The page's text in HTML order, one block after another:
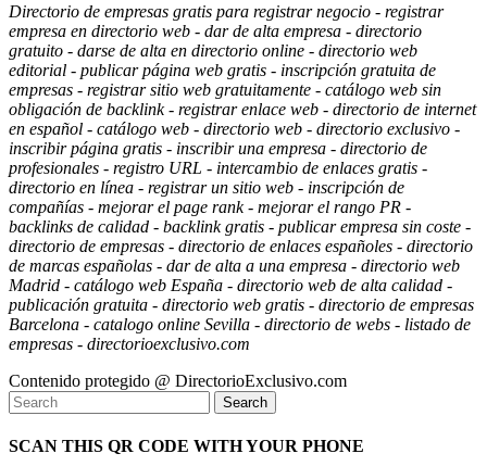
Directorio de empresas gratis para registrar negocio - registrar
empresa en directorio web - dar de alta empresa - directorio
gratuito - darse de alta en directorio online - directorio web
editorial - publicar página web gratis - inscripción gratuita de
empresas - registrar sitio web gratuitamente - catálogo web sin
obligación de backlink - registrar enlace web - directorio de internet
en español - catálogo web - directorio web - directorio exclusivo -
inscribir página gratis - inscribir una empresa - directorio de
profesionales - registro URL - intercambio de enlaces gratis -
directorio en línea - registrar un sitio web - inscripción de
compañías - mejorar el page rank - mejorar el rango PR -
backlinks de calidad - backlink gratis - publicar empresa sin coste -
directorio de empresas - directorio de enlaces españoles - directorio
de marcas españolas - dar de alta a una empresa - directorio web
Madrid - catálogo web España - directorio web de alta calidad -
publicación gratuita - directorio web gratis - directorio de empresas
Barcelona - catalogo online Sevilla - directorio de webs - listado de
empresas - directorioexclusivo.com
Contenido protegido @ DirectorioExclusivo.com
SCAN THIS QR CODE WITH YOUR PHONE